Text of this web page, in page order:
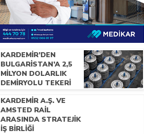
KARDEMİR’DEN
BULGARİSTAN’A 2,5
MİLYON DOLARLIK
DEMİRYOLU TEKERİ
KARDEMİR A.Ş. VE
AMSTED RAİL
ARASINDA STRATEJİK
İŞ BİRLİĞİ